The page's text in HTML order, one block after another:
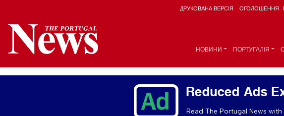
ДРУКОВАНА ВЕРСІЯ ОГОЛОШЕННЯ
НОВИНИ ПОРТУГАЛІЯ
Reduced Ads
Read The Portugal News